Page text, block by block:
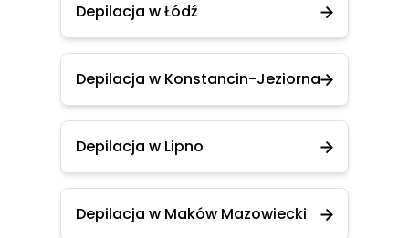
Depilacja w Łódź
Depilacja w Konstancin-Jeziorna
Depilacja w Lipno
Depilacja w Maków Mazowiecki